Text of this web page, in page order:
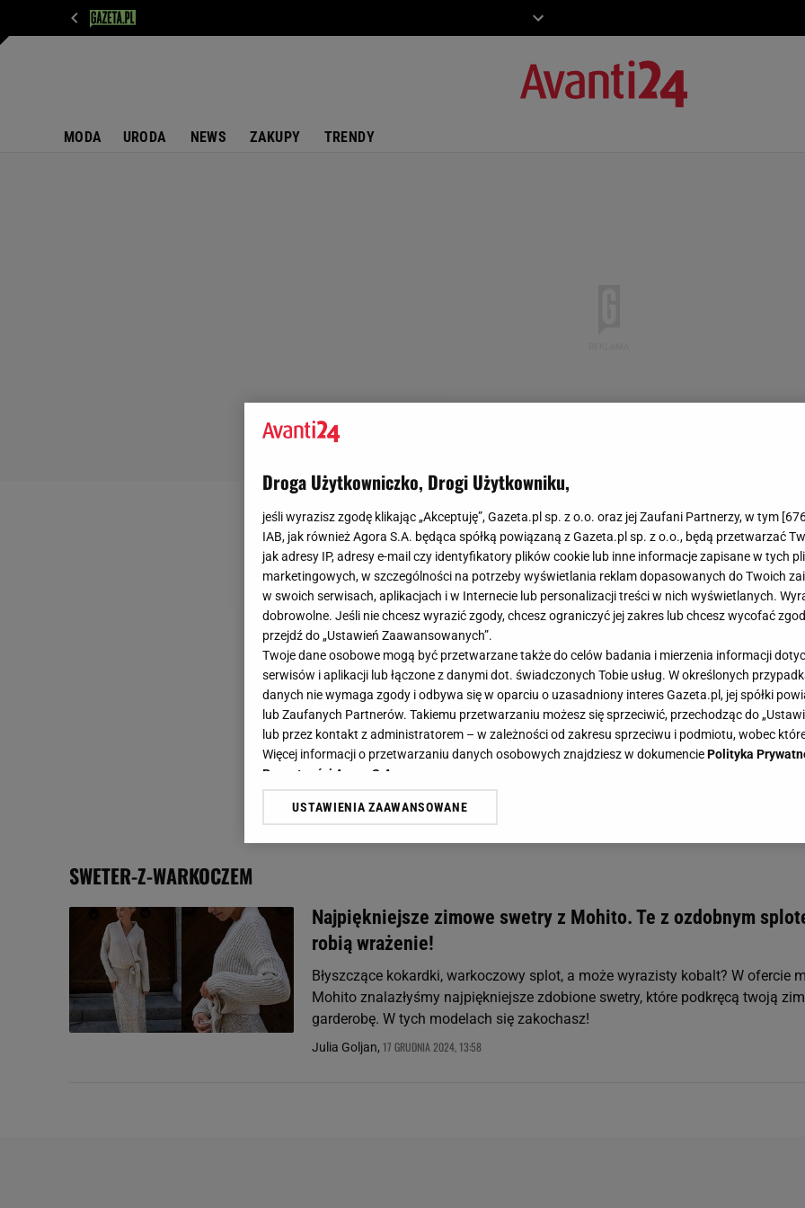
MODA URODA NEWS ZAKUPY TRENDY
SWETER-Z-WARKOCZEM
Najpiękniejsze zimowe swetry z Mohito. Te z ozdobnym
robią wrażenie!
Błyszczące kokardki, warkoczowy splot, a może wyrazisty kobalt? W ofercie
Mohito znalazłyśmy najpiękniejsze zdobione swetry, które podkręcą twoją
garderobę. W tych modelach się zakochasz!
Julia Goljan, 17 GRUDNIA 2024, 13:58
Droga Użytkowniczko, Drogi Użytkowniku,
jeśli wyrazisz zgodę klikając „Akceptuję”, Gazeta.pl sp. z o.o. oraz jej Zaufani Partnerzy, w tym [
IAB, jak również Agora S.A. będąca spółką powiązaną z Gazeta.pl sp. z o.o., będą przetwarzać
jak adresy IP, adresy e-mail czy identyfikatory plików cookie lub inne informacje zapisane w tych
marketingowych, w szczególności na potrzeby wyświetlania reklam dopasowanych do Twoich
w swoich serwisach, aplikacjach i w Internecie lub personalizacji treści w nich wyświetlanych.
dobrowolne. Jeśli nie chcesz wyrazić zgody, chcesz ograniczyć jej zakres lub chcesz wycofać
przejdź do „Ustawień Zaawansowanych”.
Twoje dane osobowe mogą być przetwarzane także do celów badania i mierzenia informacji
serwisów i aplikacji lub łączone z danymi dot. świadczonych Tobie usług. W określonych
danych nie wymaga zgody i odbywa się w oparciu o uzasadniony interes Gazeta.pl, jej spółki
lub Zaufanych Partnerów. Takiemu przetwarzaniu możesz się sprzeciwić, przechodząc do
lub przez kontakt z administratorem – w zależności od zakresu sprzeciwu i podmiotu, wobec
Więcej informacji o przetwarzaniu danych osobowych znajdziesz w dokumenciePolityka
Prywatności Agora S.A.
Klikając „Akceptuję” wyrażasz też zgodę na zainstalowanie i przechowywanie plików cookie
My, nasi Zaufani Partnerzy i Agora S.A. możemy przetwarzać dane osobowe w następujących
Użycie dokładnych danych geolokalizacyjnych. Aktywne skanowanie charakterystyki urządzenia
Przechowywanie informacji na urządzeniu lub dostęp do nich. Spersonalizowane reklamy i treści,
badnie odbiorców i ulepszanie usług.
Lista Zaufanych Partnerów
USTAWIENIA ZAAWANSOWANE